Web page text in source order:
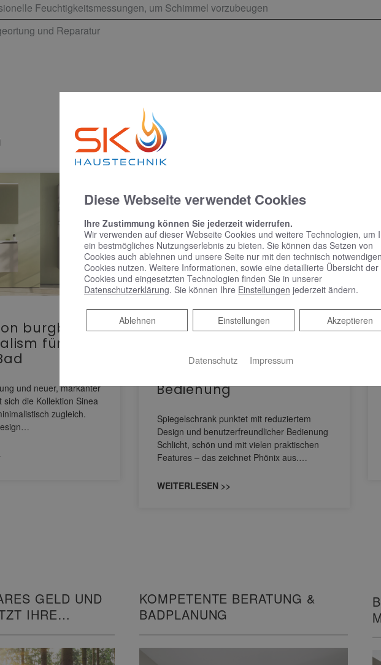
Feuchtigkeitsmessungen, um Schimmel vorzubeugen
und Reparatur
burgbad:
für das
und neuer, markanter
sich die Kollektion Sinea
zugleich.
KEUCO PHÖNIX –
mit reduziertem Design
Bedienung
Spiegelschrank punktet mit reduziertem
Design und benutzerfreundlicher Bedienung
Schlicht, schön und mit vielen praktischen
Features – das zeichnet Phönix aus.…
WEITERLESEN >>
GELD UND
IHRE
KOMPETENTE BERATUNG &
BADPLANUNG
Diese Webseite verwendet Cookies
Ihre Zustimmung können Sie jederzeit widerrufen.
Wir verwenden auf dieser Webseite Cookies und weitere Technologien, um
ein bestmögliches Nutzungserlebnis zu bieten. Sie können das Setzen von
Cookies auch ablehnen und unsere Seite nur mit den technisch notwendigen
Cookies nutzen. Weitere Informationen, sowie eine detaillierte Übersicht der
Cookies und eingesetzten Technologien finden Sie in unserer
Datenschutzerklärung. Sie können Ihre Einstellungen jederzeit ändern.
Akzeptieren
Einstellungen
Ablehnen
Ablehnen
Datenschutz Impressum